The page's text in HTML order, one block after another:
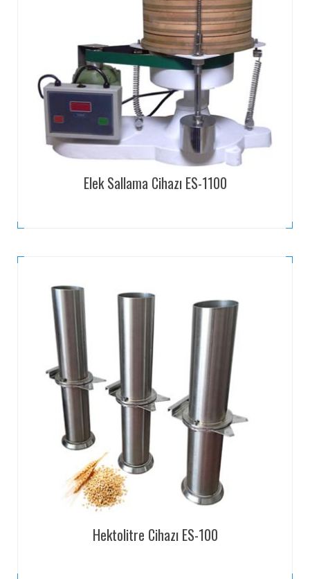
Elek Sallama Cihazı ES-1100
Hektolitre Cihazı ES-100